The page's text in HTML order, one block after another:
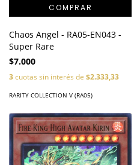
Chaos Angel - RA05-EN043 -
Super Rare
$7.000
3cuotas sin interés de $2.333,33
RARITY COLLECTION V (RA05)